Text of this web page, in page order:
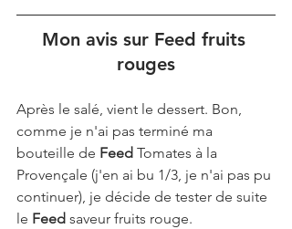
Mon avis sur Feed fruits
rouges
Après le salé, vient le dessert. Bon,
comme je n'ai pas terminé ma
bouteille de Feed Tomates à la
Provençale (j'en ai bu 1/3, je n'ai pas pu
continuer), je décide de tester de suite
le Feed saveur fruits rouge.